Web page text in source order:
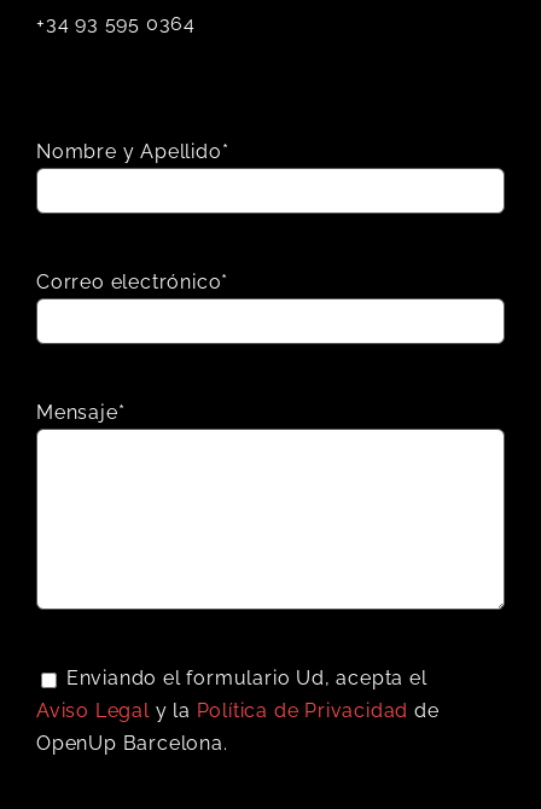
+34 93 595 0364
Nombre y Apellido*
Correo electrónico*
Mensaje*
Enviando el formulario Ud, acepta el
Aviso Legaly la Política de Privacidad de
OpenUp Barcelona.